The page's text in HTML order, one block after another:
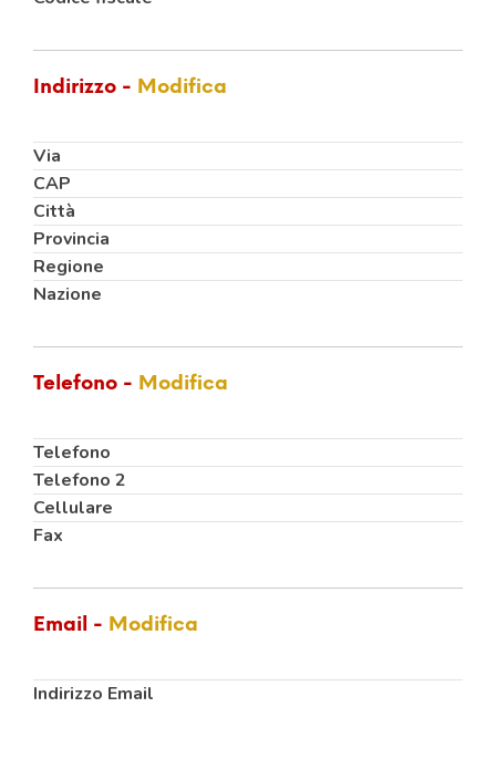
Indirizzo - Modifica
Via
CAP
Città
Provincia
Regione
Nazione
Telefono - Modifica
Telefono
Telefono 2
Cellulare
Fax
Email - Modifica
Indirizzo Email